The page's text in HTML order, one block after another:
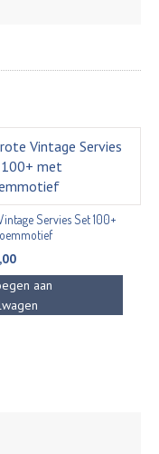
Servies Set 100+
aan